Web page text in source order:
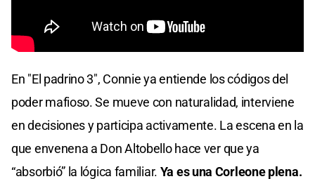
En "El padrino 3", Connie ya entiende los códigos del
poder mafioso. Se mueve con naturalidad, interviene
en decisiones y participa activamente. La escena en la
que envenena a Don Altobello hace ver que ya
“absorbió” la lógica familiar. Ya es una Corleone plena.